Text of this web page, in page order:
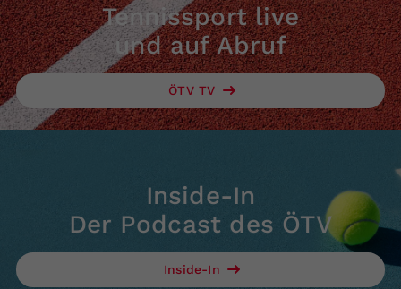
Tennissport live
und auf Abruf
ÖTV TV
Inside-In
Der Podcast des ÖTV
Inside-In